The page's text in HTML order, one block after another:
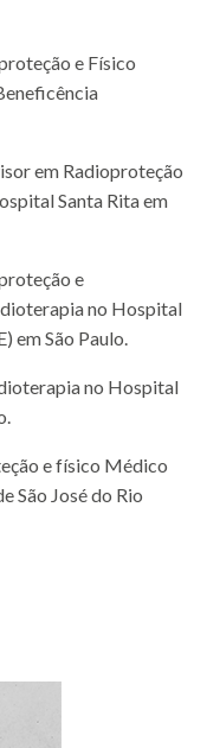
e Físico
em Radioproteção
Santa Rita em
e
no Hospital
em São Paulo.
no Hospital
e físico Médico
São José do Rio